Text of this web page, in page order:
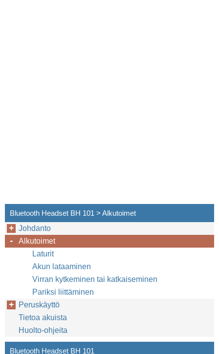
Bluetooth Headset BH 101 > Alkutoimet
Johdanto
Alkutoimet
Laturit
Akun lataaminen
Virran kytkeminen tai katkaiseminen
Pariksi liittäminen
Peruskäyttö
Tietoa akuista
Huolto-ohjeita
Bluetooth Headset BH 101